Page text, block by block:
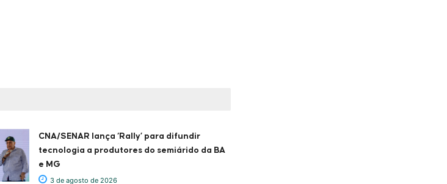
CNA/SENAR lança ‘Rally’ para difundir
tecnologia a produtores do semiárido da BA
e MG
3 de agosto de 2026